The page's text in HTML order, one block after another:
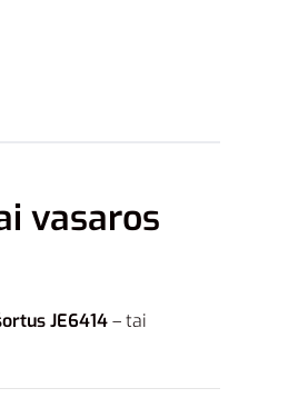
vasaros
JE6414– tai